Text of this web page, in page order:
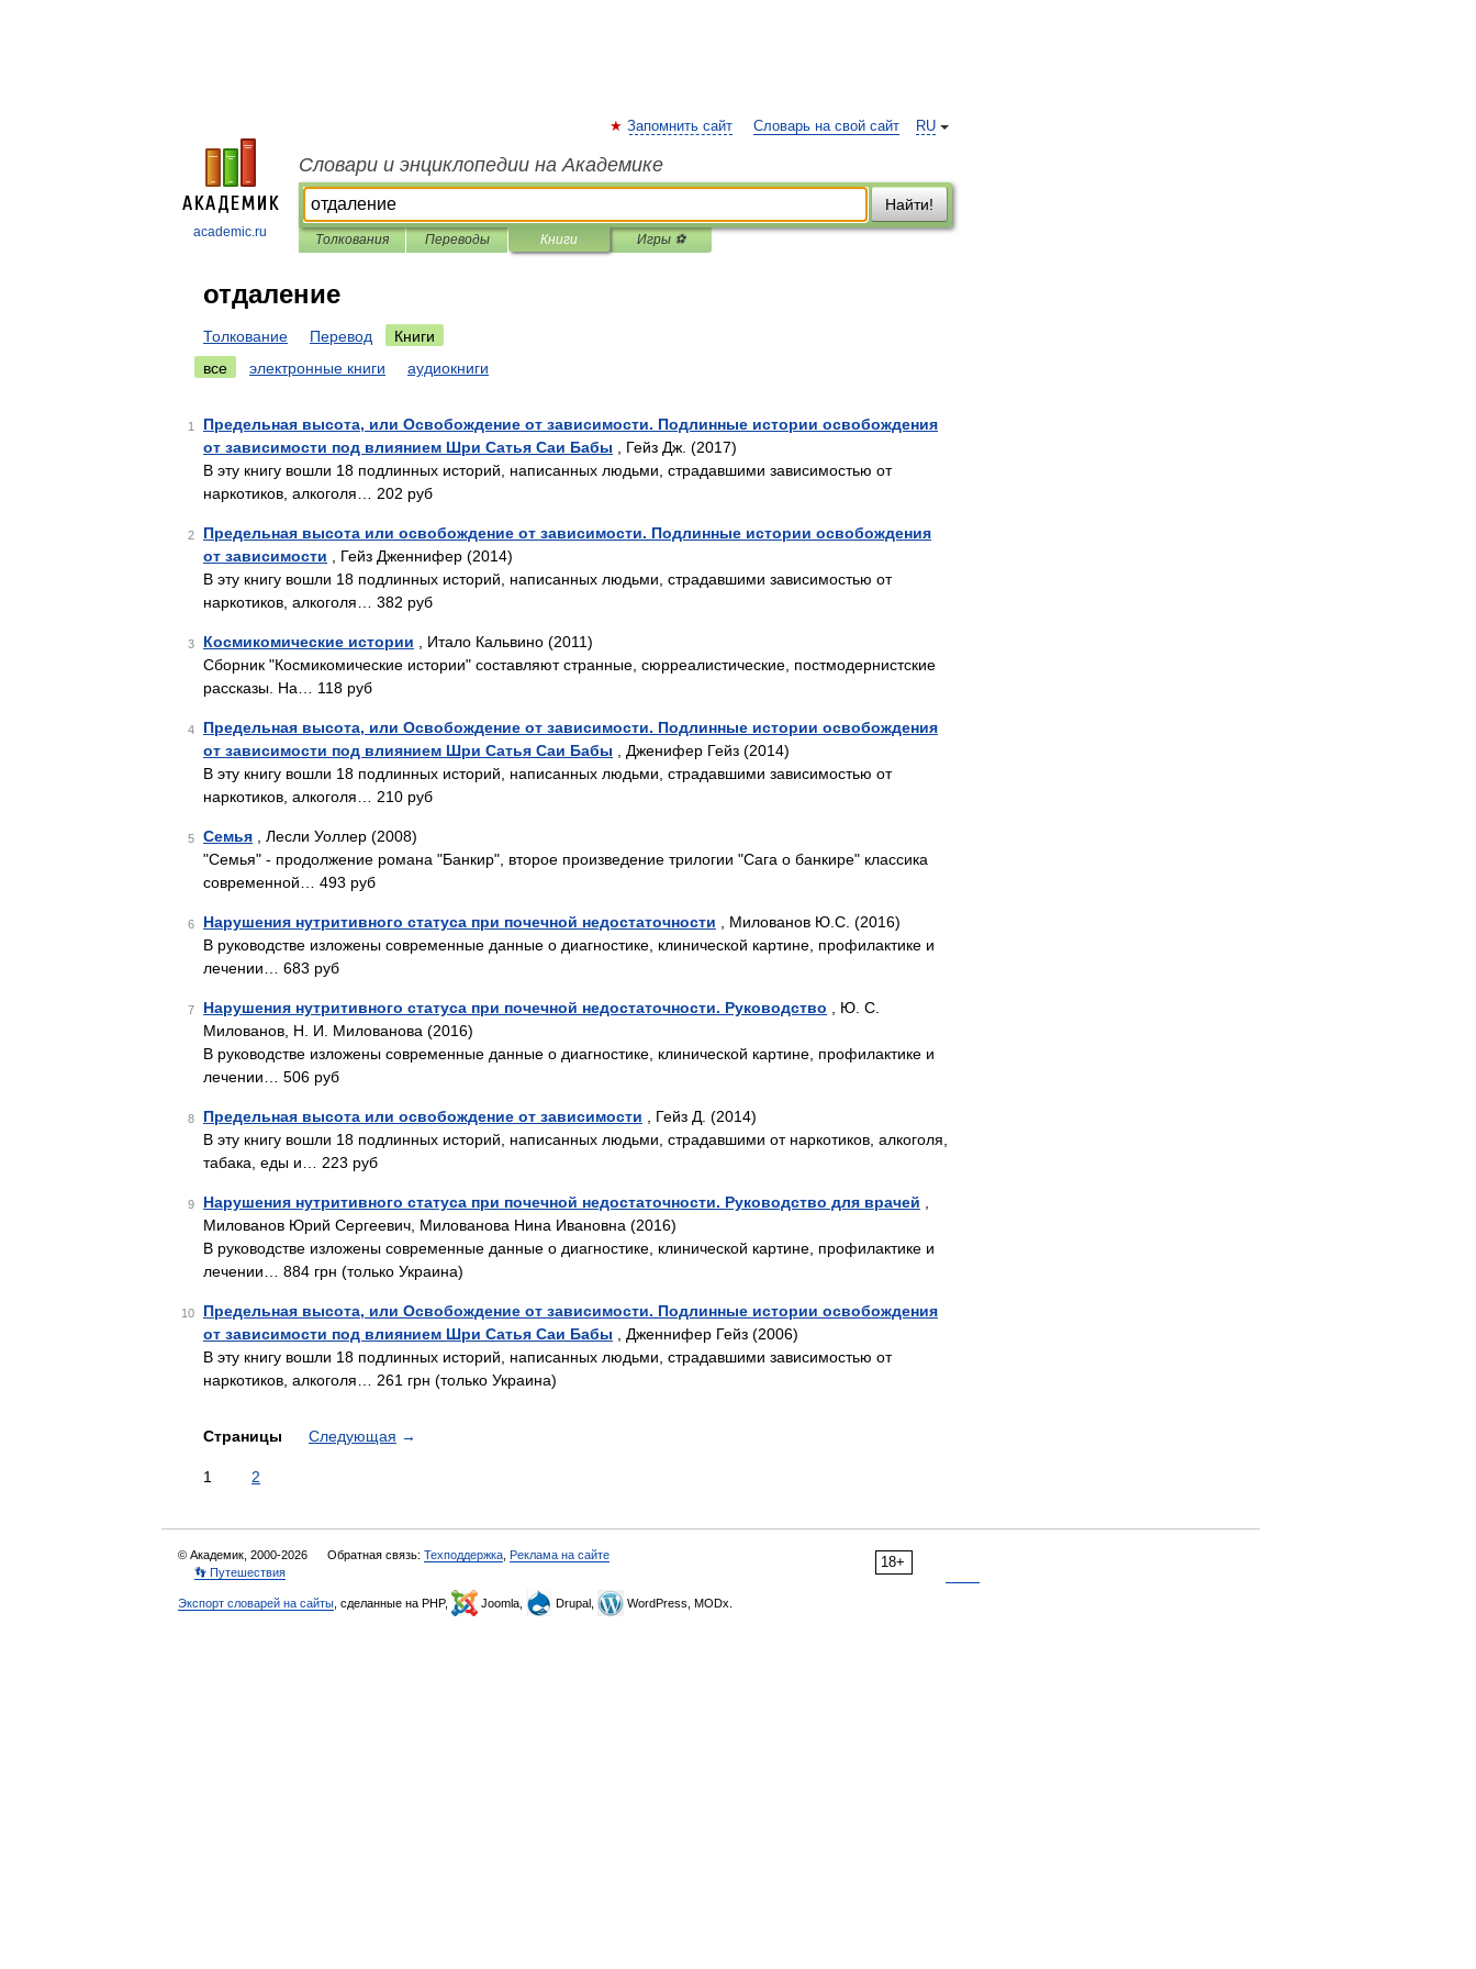
academic.ru
RU
Запомнить сайт Словарь на свой сайт
Словари и энциклопедии на Академике
Найти!
Толкования Переводы Книги Игры ⚽
отдаление
Толкование Перевод
Книги
все
электронные книги аудиокниги
1
Предельная высота, или Освобождение от зависимости. Подлинные истории освобождения
от зависимости под влиянием Шри Сатья Саи Бабы , Гейз Дж. (2017)
В эту книгу вошли 18 подлинных историй, написанных людьми, страдавшими зависимостью от
наркотиков, алкоголя… 202 руб
2
Предельная высота или освобождение от зависимости. Подлинные истории освобождения
от зависимости , Гейз Дженнифер (2014)
В эту книгу вошли 18 подлинных историй, написанных людьми, страдавшими зависимостью от
наркотиков, алкоголя… 382 руб
3 Космикомические истории , Итало Кальвино (2011)
Сборник "Космикомические истории" составляют странные, сюрреалистические, постмодернистские
рассказы. На… 118 руб
4
Предельная высота, или Освобождение от зависимости. Подлинные истории освобождения
от зависимости под влиянием Шри Сатья Саи Бабы , Дженифер Гейз (2014)
В эту книгу вошли 18 подлинных историй, написанных людьми, страдавшими зависимостью от
наркотиков, алкоголя… 210 руб
5 Семья , Лесли Уоллер (2008)
"Семья" - продолжение романа "Банкир", второе произведение трилогии "Сага о банкире" классика
современной… 493 руб
6 Нарушения нутритивного статуса при почечной недостаточности , Милованов Ю.С. (2016)
В руководстве изложены современные данные о диагностике, клинической картине, профилактике и
лечении… 683 руб
7 Нарушения нутритивного статуса при почечной недостаточности. Руководство , Ю. С.
Милованов, Н. И. Милованова (2016)
В руководстве изложены современные данные о диагностике, клинической картине, профилактике и
лечении… 506 руб
8 Предельная высота или освобождение от зависимости , Гейз Д. (2014)
В эту книгу вошли 18 подлинных историй, написанных людьми, страдавшими от наркотиков, алкоголя,
табака, еды и… 223 руб
9 Нарушения нутритивного статуса при почечной недостаточности. Руководство для врачей
Милованов Юрий Сергеевич, Милованова Нина Ивановна (2016)
В руководстве изложены современные данные о диагностике, клинической картине, профилактике и
лечении… 884 грн (только Украина)
10
Предельная высота, или Освобождение от зависимости. Подлинные истории освобождения
от зависимости под влиянием Шри Сатья Саи Бабы , Дженнифер Гейз (2006)
В эту книгу вошли 18 подлинных историй, написанных людьми, страдавшими зависимостью от
наркотиков, алкоголя… 261 грн (только Украина)
Страницы Следующая →
1 2
18+
© Академик, 2000-2026 Обратная связь: Техподдержка Реклама на сайте
👣 Путешествия
Экспорт словарей на сайты , сделанные на PHP, Joomla, Drupal, WordPress, MODx.